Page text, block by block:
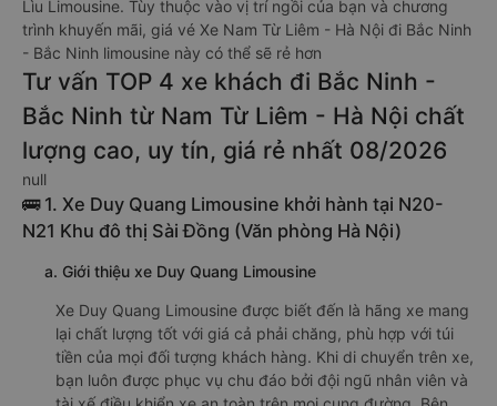
Lìu Limousine. Tùy thuộc vào vị trí ngồi của bạn và chương
trình khuyến mãi, giá vé Xe Nam Từ Liêm - Hà Nội đi Bắc Ninh
- Bắc Ninh limousine này có thể sẽ rẻ hơn
Tư vấn TOP 4 xe khách đi Bắc Ninh -
Bắc Ninh từ Nam Từ Liêm - Hà Nội chất
lượng cao, uy tín, giá rẻ nhất 08/2026
null
🚌 1. Xe Duy Quang Limousine khởi hành tại N20-
N21 Khu đô thị Sài Đồng (Văn phòng Hà Nội)
a. Giới thiệu xe Duy Quang Limousine
Xe Duy Quang Limousine được biết đến là hãng xe mang
lại chất lượng tốt với giá cả phải chăng, phù hợp với túi
tiền của mọi đối tượng khách hàng. Khi di chuyển trên xe,
bạn luôn được phục vụ chu đáo bởi đội ngũ nhân viên và